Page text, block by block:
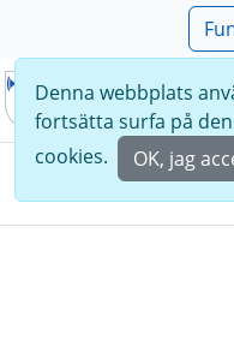
Denna webbplats
fortsätta surfa på
cookies.
OK, jag